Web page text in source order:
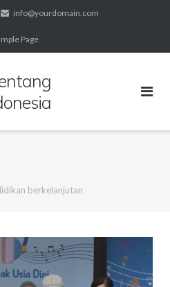
info@yourdomain.com
Page
berkelanjutan